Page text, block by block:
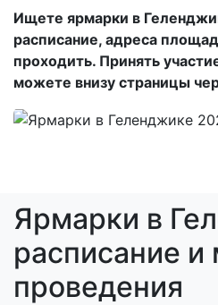
Ищете ярмарки в
расписание, адреса
проходить. Принять
можете внизу страницы
Ярмарки в
расписание и
проведения